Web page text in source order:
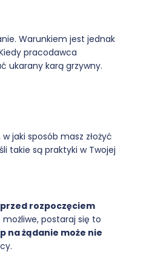
Warunkiem jest jednak
pracodawca
ukarany karą grzywny.
jaki sposób masz złożyć
takie są praktyki w Twojej
przed rozpoczęciem
postaraj się to
na żądanie może nie